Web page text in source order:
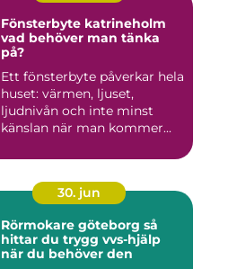
Fönsterbyte katrineholm
vad behöver man tänka
på?
Ett fönsterbyte påverkar hela
huset: värmen, ljuset,
ljudnivån och inte minst
känslan när man kommer...
30. jun
Rörmokare göteborg så
hittar du trygg vvs-hjälp
när du behöver den